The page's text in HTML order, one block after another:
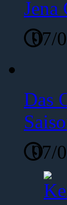
Jena
07/
Das
07/